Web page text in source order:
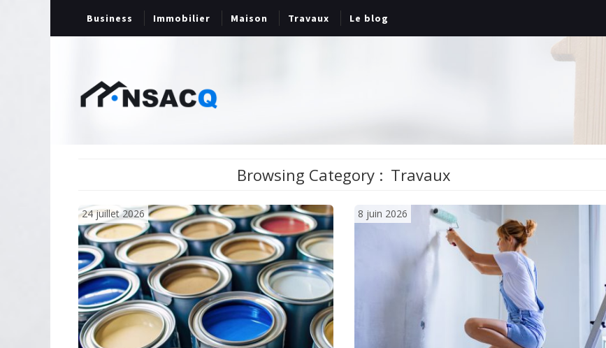
Business Immobilier Maison Travaux Le blog
Browsing Category : Travaux
24 juillet 2026 8 juin 2026